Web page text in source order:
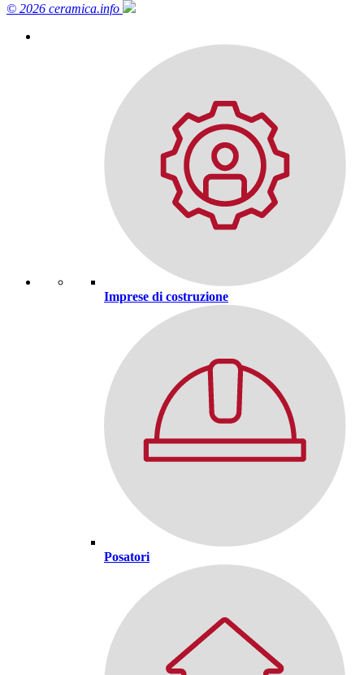
© 2026 ceramica.info
Imprese di costruzione
Posatori